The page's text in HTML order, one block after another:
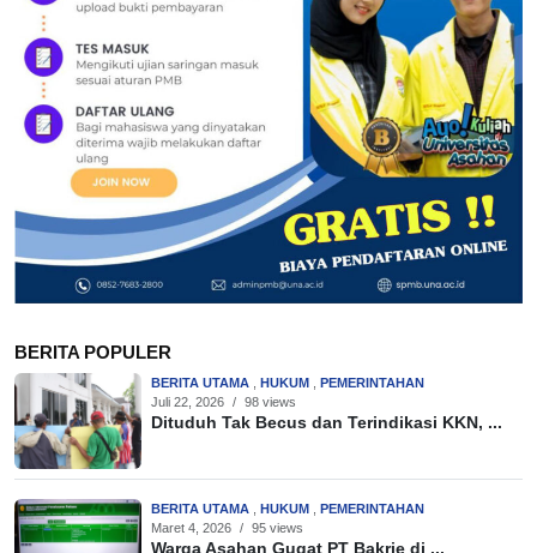
BERITA POPULER
BERITA UTAMA HUKUM
PEMERINTAHAN
Juli 22, 2026 / 98 views
Dituduh Tak Becus dan Terindikasi KKN, ...
BERITA UTAMA HUKUM
PEMERINTAHAN
Maret 4, 2026 / 95 views
Warga Asahan Gugat PT Bakrie di ...